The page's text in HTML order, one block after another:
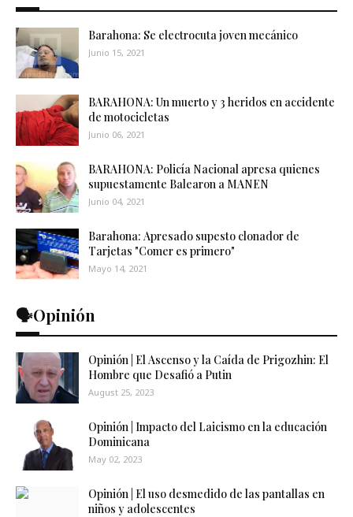
Barahona: Se electrocuta joven mecánico
Junio 15, 2021
BARAHONA: Un muerto y 3 heridos en accidente
de motocicletas
Junio 06, 2021
BARAHONA: Policía Nacional apresa quienes
supuestamente Balearon a MANEN
Junio 04, 2021
Barahona: Apresado supesto clonador de
Tarjetas "Comer es primero"
Mayo 14, 2021
🗣️Opinión
Opinión | El Ascenso y la Caída de Prigozhin: El
Hombre que Desafió a Putin
August 25, 2023
Opinión | Impacto del Laicismo en la educación
Dominicana
May 02, 2023
Opinión | El uso desmedido de las pantallas en
niños y adolescentes